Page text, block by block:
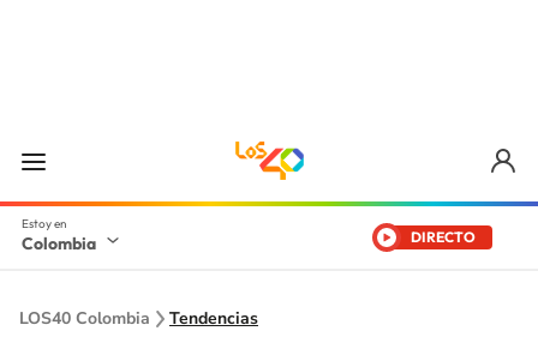
Colombia DIRECTO
LOS40 Colombia Tendencias